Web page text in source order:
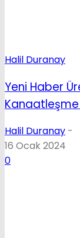
Halil Duranay
Yeni Haber
Kanaatleşme
Halil Duranay -
16 Ocak 2024
0